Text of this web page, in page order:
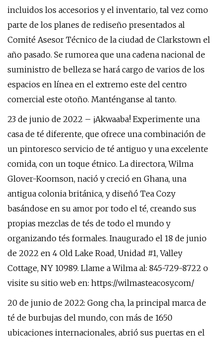
incluidos los accesorios y el inventario, tal vez como
parte de los planes de rediseño presentados al
Comité Asesor Técnico de la ciudad de Clarkstown el
año pasado. Se rumorea que una cadena nacional de
suministro de belleza se hará cargo de varios de los
espacios en línea en el extremo este del centro
comercial este otoño. Manténganse al tanto.
23 de junio de 2022 – ¡Akwaaba! Experimente una
casa de té diferente, que ofrece una combinación de
un pintoresco servicio de té antiguo y una excelente
comida, con un toque étnico. La directora, Wilma
Glover-Koomson, nació y creció en Ghana, una
antigua colonia británica, y diseñó Tea Cozy
basándose en su amor por todo el té, creando sus
propias mezclas de tés de todo el mundo y
organizando tés formales. Inaugurado el 18 de junio
de 2022 en 4 Old Lake Road, Unidad #1, Valley
Cottage, NY 10989. Llame a Wilma al: 845-729-8722 o
visite su sitio web en: https://wilmasteacosy.com/
20 de junio de 2022: Gong cha, la principal marca de
té de burbujas del mundo, con más de 1650
ubicaciones internacionales, abrió sus puertas en el